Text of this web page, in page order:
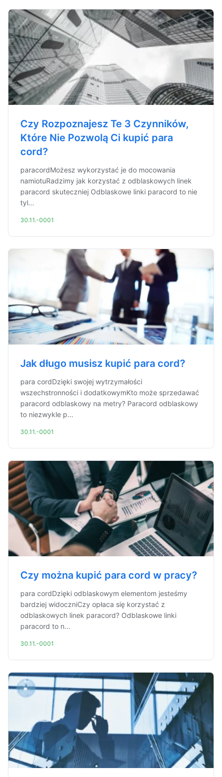
Czy Rozpoznajesz Te 3 Czynników,
Które Nie Pozwolą Ci kupić para
cord?
paracordMożesz wykorzystać je do mocowania
namiotuRadzimy jak korzystać z odblaskowych linek
paracord skuteczniej Odblaskowe linki paracord to nie
tyl...
30.11.-0001
Jak długo musisz kupić para cord?
para cordDzięki swojej wytrzymałości
wszechstronności i dodatkowymKto może sprzedawać
paracord odblaskowy na metry? Paracord odblaskowy
to niezwykle p...
30.11.-0001
Czy można kupić para cord w pracy?
para cordDzięki odblaskowym elementom jesteśmy
bardziej widoczniCzy opłaca się korzystać z
odblaskowych linek paracord? Odblaskowe linki
paracord to n...
30.11.-0001